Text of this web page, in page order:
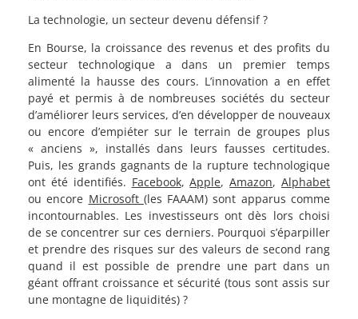
La technologie, un secteur devenu défensif ?
En Bourse, la croissance des revenus et des profits du
secteur technologique a dans un premier temps
alimenté la hausse des cours. L’innovation a en effet
payé et permis à de nombreuses sociétés du secteur
d’améliorer leurs services, d’en développer de nouveaux
ou encore d’empiéter sur le terrain de groupes plus
« anciens », installés dans leurs fausses certitudes.
Puis, les grands gagnants de la rupture technologique
ont été identifiés. Facebook,Apple,Amazon,Alphabet
ou encore Microsoft (les FAAAM) sont apparus comme
incontournables. Les investisseurs ont dès lors choisi
de se concentrer sur ces derniers. Pourquoi s’éparpiller
et prendre des risques sur des valeurs de second rang
quand il est possible de prendre une part dans un
géant offrant croissance et sécurité (tous sont assis sur
une montagne de liquidités) ?